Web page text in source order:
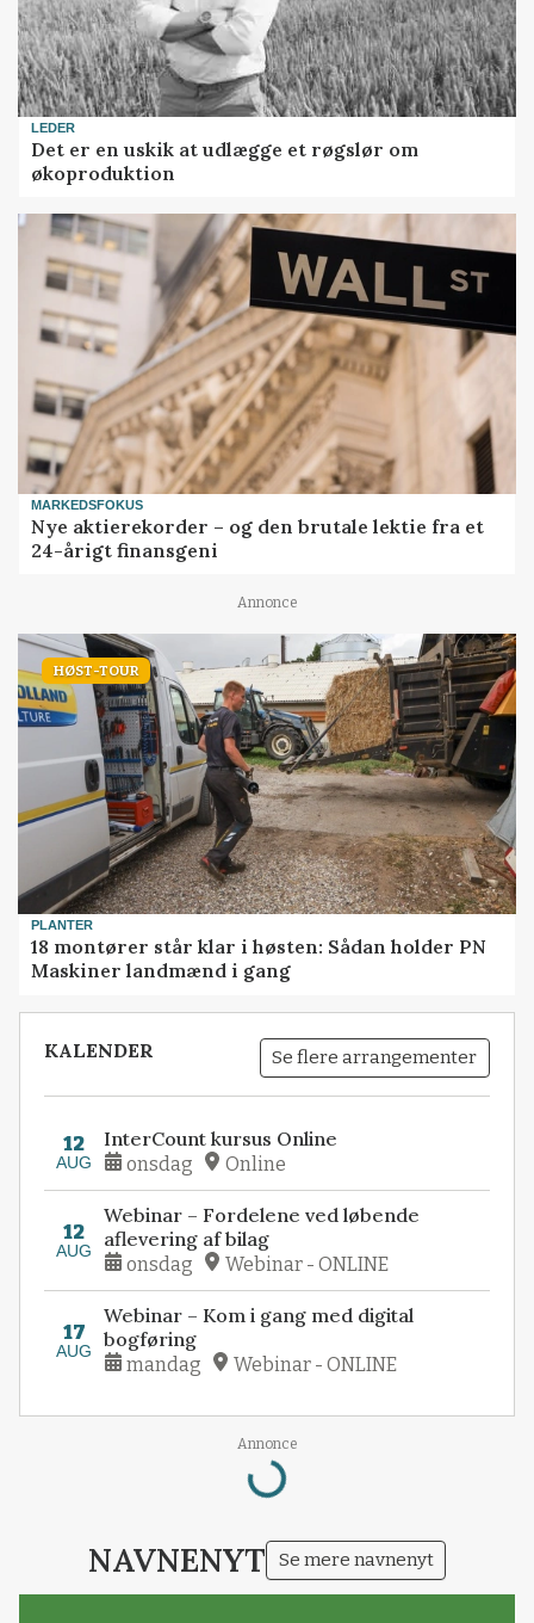
LEDER
Det er en uskik at udlægge et røgslør om
økoproduktion
MARKEDSFOKUS
Nye aktierekorder – og den brutale lektie fra et
24-årigt finansgeni
Annonce
HØST-TOUR
PLANTER
18 montører står klar i høsten: Sådan holder PN
Maskiner landmænd i gang
KALENDER Se flere arrangementer
12
AUG
InterCount kursus Online
onsdag Online
12
AUG
Webinar – Fordelene ved løbende
aflevering af bilag
onsdag Webinar - ONLINE
17
AUG
Webinar – Kom i gang med digital
bogføring
mandag Webinar - ONLINE
Annonce
Loading...
NAVNENYT Se mere navnenyt